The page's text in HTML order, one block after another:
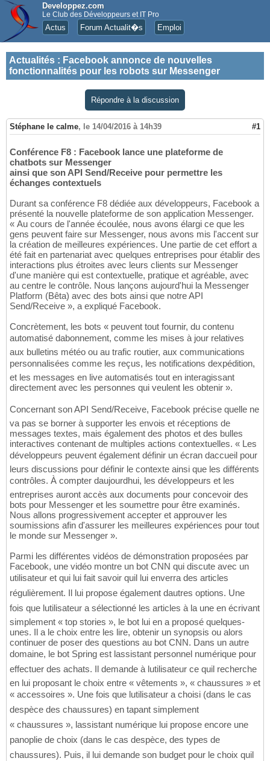
Developpez.com
Le Club des Développeurs et IT Pro
Actus Forum Actualit�s Emploi
Actualités : Facebook annonce de nouvelles
fonctionnalités pour les robots sur Messenger
Répondre à la discussion
Stéphane le calme, le 14/04/2016 à 14h39 #1
Conférence F8 : Facebook lance une plateforme de
chatbots sur Messenger
ainsi que son API Send/Receive pour permettre les
échanges contextuels
Durant sa conférence F8 dédiée aux développeurs, Facebook a
présenté la nouvelle plateforme de son application Messenger.
« Au cours de l'année écoulée, nous avons élargi ce que les
gens peuvent faire sur Messenger, nous avons mis l'accent sur
la création de meilleures expériences. Une partie de cet effort a
été fait en partenariat avec quelques entreprises pour établir des
interactions plus étroites avec leurs clients sur Messenger
d'une manière qui est contextuelle, pratique et agréable, avec
au centre le contrôle. Nous lançons aujourd'hui la Messenger
Platform (Bêta) avec des bots ainsi que notre API
Send/Receive », a expliqué Facebook.
Concrètement, les bots « peuvent tout fournir, du contenu
automatisé dabonnement, comme les mises à jour relatives
aux bulletins météo ou au trafic routier, aux communications
personnalisées comme les reçus, les notifications dexpédition,
et les messages en live automatisés tout en interagissant
directement avec les personnes qui veulent les obtenir ».
Concernant son API Send/Receive, Facebook précise quelle ne
va pas se borner à supporter les envois et réceptions de
messages textes, mais également des photos et des bulles
interactives contenant de multiples actions contextuelles. « Les
développeurs peuvent également définir un écran daccueil pour
leurs discussions pour définir le contexte ainsi que les différents
contrôles. À compter daujourdhui, les développeurs et les
entreprises auront accès aux documents pour concevoir des
bots pour Messenger et les soumettre pour être examinés.
Nous allons progressivement accepter et approuver les
soumissions afin d'assurer les meilleures expériences pour tout
le monde sur Messenger ».
Parmi les différentes vidéos de démonstration proposées par
Facebook, une vidéo montre un bot CNN qui discute avec un
utilisateur et qui lui fait savoir quil lui enverra des articles
régulièrement. Il lui propose également dautres options. Une
fois que lutilisateur a sélectionné les articles à la une en écrivant
simplement « top stories », le bot lui en a proposé quelques-
unes. Il a le choix entre les lire, obtenir un synopsis ou alors
continuer de poser des questions au bot CNN. Dans un autre
domaine, le bot Spring est lassistant personnel numérique pour
effectuer des achats. Il demande à lutilisateur ce quil recherche
en lui proposant le choix entre « vêtements », « chaussures » et
« accessoires ». Une fois que lutilisateur a choisi (dans le cas
despèce des chaussures) en tapant simplement
« chaussures », lassistant numérique lui propose encore une
panoplie de choix (dans le cas despèce, des types de
chaussures). Puis, il lui demande son budget pour le choix quil